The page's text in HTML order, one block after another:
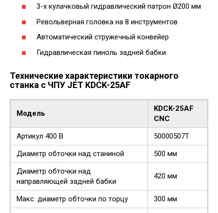
3-х кулачковый гидравлический патрон Ø200 мм
Револьверная головка на 8 инструментов
Автоматический стружечный конвейер
Гидравлическая пиноль задней бабки
Технические характеристики токарного
станка с ЧПУ JET KDCK-25AF
Модель
KDCK-25AF
CNC
Артикул 400 В
50000507T
Диаметр обточки над станиной
500 мм
Диаметр обточки над
направляющей задней бабки
420 мм
Макс. диаметр обточки по торцу
300 мм